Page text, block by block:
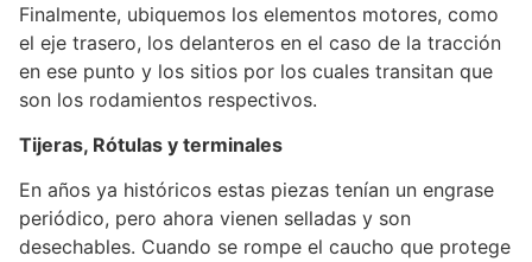
Finalmente, ubiquemos los elementos motores, como
el eje trasero, los delanteros en el caso de la tracción
en ese punto y los sitios por los cuales transitan que
son los rodamientos respectivos.
Tijeras, Rótulas y terminales
En años ya históricos estas piezas tenían un engrase
periódico, pero ahora vienen selladas y son
desechables. Cuando se rompe el caucho que protege